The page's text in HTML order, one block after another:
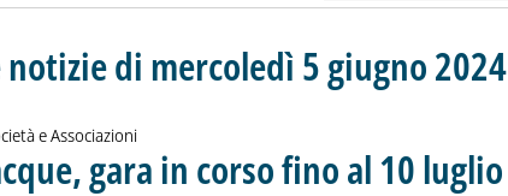
notizie di mercoledì 5 giugno 2024
e Associazioni
gara in corso fino al 10 luglio